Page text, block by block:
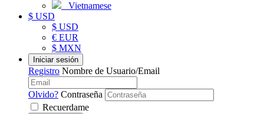
Vietnamese
$ USD
$ USD
€ EUR
$ MXN
Iniciar sesión
Registro Nombre de Usuario/Email
Olvido? Contraseña
Recuerdame